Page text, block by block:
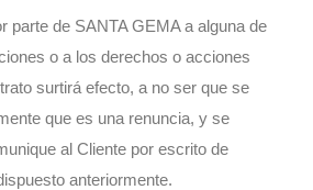
parte de SANTA GEMA a alguna de
o a los derechos o acciones
surtirá efecto, a no ser que se
que es una renuncia, y se
al Cliente por escrito de
anteriormente.